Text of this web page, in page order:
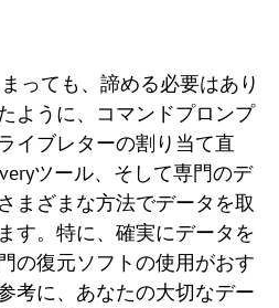
っても、諦める必要はあり
ように、コマンドプロンプ
イブレターの割り当て直
ツール、そして専門のデ
まざまな方法でデータを取
す。特に、確実にデータを
の復元ソフトの使用がおす
考に、あなたの大切なデー